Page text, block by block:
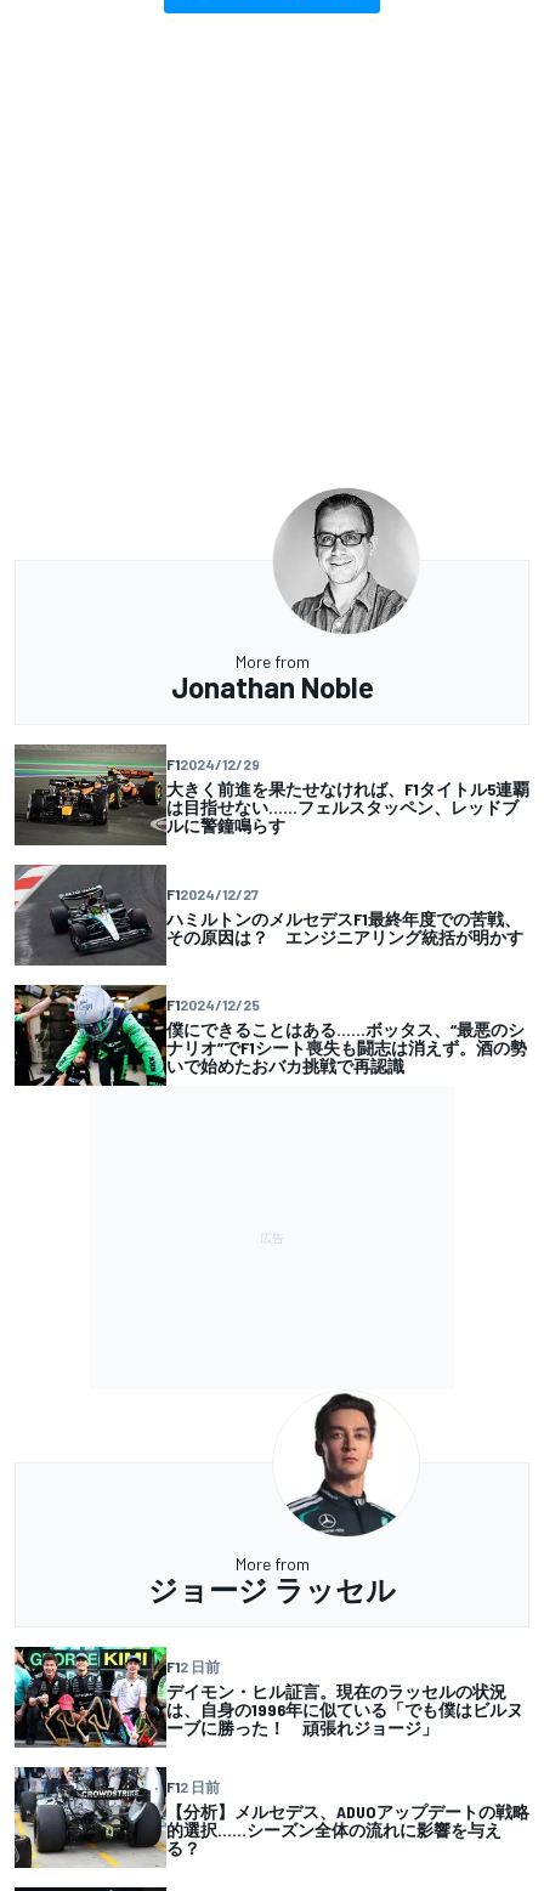
More from
Jonathan Noble
F12024/12/29
大きく前進を果たせなければ、F1タイトル5連覇
は目指せない……フェルスタッペン、レッドブ
ルに警鐘鳴らす
F12024/12/27
ハミルトンのメルセデスF1最終年度での苦戦、
その原因は？ エンジニアリング統括が明かす
F12024/12/25
僕にできることはある……ボッタス、“最悪のシ
ナリオ”でF1シート喪失も闘志は消えず。酒の勢
いで始めたおバカ挑戦で再認識
More from
ジョージ ラッセル
F12 日前
デイモン・ヒル証言。現在のラッセルの状況
は、自身の1996年に似ている「でも僕はビルヌ
ーブに勝った！ 頑張れジョージ」
F12 日前
【分析】メルセデス、ADUOアップデートの戦略
的選択……シーズン全体の流れに影響を与え
る？